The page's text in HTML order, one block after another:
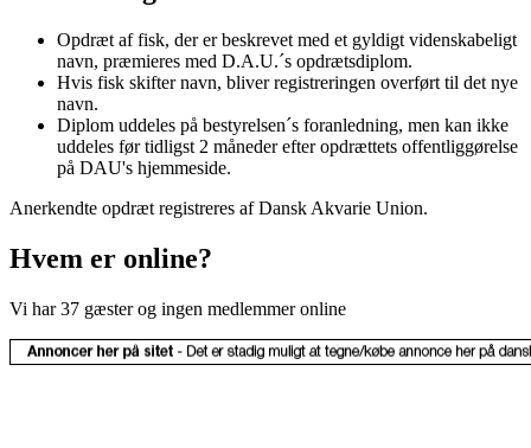
Opdræt af fisk, der er beskrevet med et gyldigt videnskabeligt
navn, præmieres med D.A.U.´s opdrætsdiplom.
Hvis fisk skifter navn, bliver registreringen overført til det nye
navn.
Diplom uddeles på bestyrelsen´s foranledning, men kan ikke
uddeles før tidligst 2 måneder efter opdrættets offentliggørelse
på DAU's hjemmeside.
Anerkendte opdræt registreres af Dansk Akvarie Union.
Hvem er online?
Vi har 37 gæster og ingen medlemmer online